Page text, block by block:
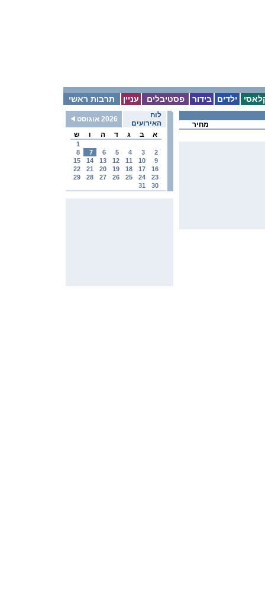
תרבות ראשי עניין פסטיבלים בידור ילדים
לוח
האירועים
2026 אוגוסט
א
ב ג ד ה ו ש
1
2
3
4
5
6
7
8
9
10
11
12
13
14
15
16
17
18
19
20
21
22
23
24
25
26
27
28
29
30
31
מחיר